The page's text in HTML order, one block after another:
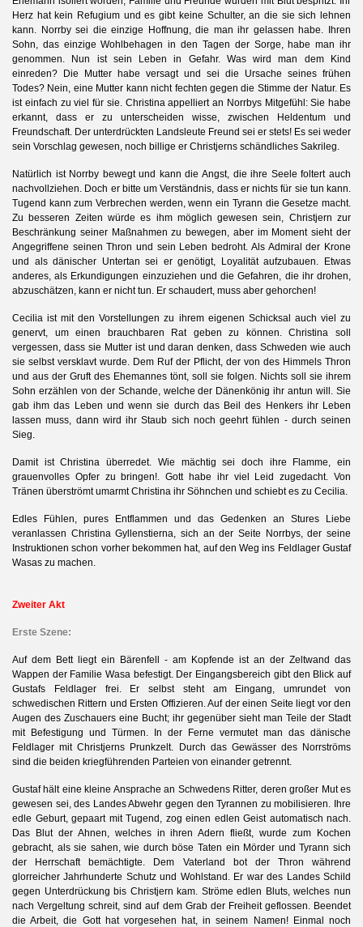
Herz hat kein Refugium und es gibt keine Schulter, an die sie sich lehnen
kann. Norrby sei die einzige Hoffnung, die man ihr gelassen habe. Ihren
Sohn, das einzige Wohlbehagen in den Tagen der Sorge, habe man ihr
genommen. Nun ist sein Leben in Gefahr. Was wird man dem Kind
einreden? Die Mutter habe versagt und sei die Ursache seines frühen
Todes? Nein, eine Mutter kann nicht fechten gegen die Stimme der Natur. Es
ist einfach zu viel für sie. Christina appelliert an Norrbys Mitgefühl: Sie habe
erkannt, dass er zu unterscheiden wisse, zwischen Heldentum und
Freundschaft. Der unterdrückten Landsleute Freund sei er stets! Es sei weder
sein Vorschlag gewesen, noch billige er Christjerns schändliches Sakrileg.
Natürlich ist Norrby bewegt und kann die Angst, die ihre Seele foltert auch
nachvollziehen. Doch er bitte um Verständnis, dass er nichts für sie tun kann.
Tugend kann zum Verbrechen werden, wenn ein Tyrann die Gesetze macht.
Zu besseren Zeiten würde es ihm möglich gewesen sein, Christjern zur
Beschränkung seiner Maßnahmen zu bewegen, aber im Moment sieht der
Angegriffene seinen Thron und sein Leben bedroht. Als Admiral der Krone
und als dänischer Untertan sei er genötigt, Loyalität aufzubauen. Etwas
anderes, als Erkundigungen einzuziehen und die Gefahren, die ihr drohen,
abzuschätzen, kann er nicht tun. Er schaudert, muss aber gehorchen!
Cecilia ist mit den Vorstellungen zu ihrem eigenen Schicksal auch viel zu
genervt, um einen brauchbaren Rat geben zu können. Christina soll
vergessen, dass sie Mutter ist und daran denken, dass Schweden wie auch
sie selbst versklavt wurde. Dem Ruf der Pflicht, der von des Himmels Thron
und aus der Gruft des Ehemannes tönt, soll sie folgen. Nichts soll sie ihrem
Sohn erzählen von der Schande, welche der Dänenkönig ihr antun will. Sie
gab ihm das Leben und wenn sie durch das Beil des Henkers ihr Leben
lassen muss, dann wird ihr Staub sich noch geehrt fühlen - durch seinen
Sieg.
Damit ist Christina überredet. Wie mächtig sei doch ihre Flamme, ein
grauenvolles Opfer zu bringen!. Gott habe ihr viel Leid zugedacht. Von
Tränen überströmt umarmt Christina ihr Söhnchen und schiebt es zu Cecilia.
Edles Fühlen, pures Entflammen und das Gedenken an Stures Liebe
veranlassen Christina Gyllenstierna, sich an der Seite Norrbys, der seine
Instruktionen schon vorher bekommen hat, auf den Weg ins Feldlager Gustaf
Wasas zu machen.
Zweiter Akt
Erste Szene:
Auf dem Bett liegt ein Bärenfell - am Kopfende ist an der Zeltwand das
Wappen der Familie Wasa befestigt. Der Eingangsbereich gibt den Blick auf
Gustafs Feldlager frei. Er selbst steht am Eingang, umrundet von
schwedischen Rittern und Ersten Offizieren. Auf der einen Seite liegt vor den
Augen des Zuschauers eine Bucht; ihr gegenüber sieht man Teile der Stadt
mit Befestigung und Türmen. In der Ferne vermutet man das dänische
Feldlager mit Christjerns Prunkzelt. Durch das Gewässer des Norrströms
sind die beiden kriegführenden Parteien von einander getrennt.
Gustaf hält eine kleine Ansprache an Schwedens Ritter, deren großer Mut es
gewesen sei, des Landes Abwehr gegen den Tyrannen zu mobilisieren. Ihre
edle Geburt, gepaart mit Tugend, zog einen edlen Geist automatisch nach.
Das Blut der Ahnen, welches in ihren Adern fließt, wurde zum Kochen
gebracht, als sie sahen, wie durch böse Taten ein Mörder und Tyrann sich
der Herrschaft bemächtigte. Dem Vaterland bot der Thron während
glorreicher Jahrhunderte Schutz und Wohlstand. Er war des Landes Schild
gegen Unterdrückung bis Christjern kam. Ströme edlen Bluts, welches nun
nach Vergeltung schreit, sind auf dem Grab der Freiheit geflossen. Beendet
die Arbeit, die Gott hat vorgesehen hat, in seinem Namen! Einmal noch